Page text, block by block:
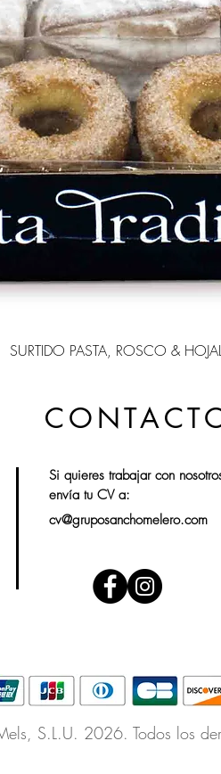
SURTIDO PASTA, ROSCO &
, S.L.U. 2026. Todos los
Si quieres trabajar con
envía tu CV a:
cv@gruposanchomelero.com